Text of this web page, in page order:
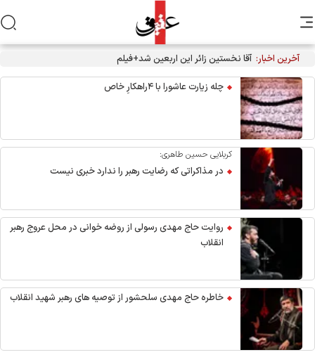
آخرین اخبار: آقا نخستین زائر این اربعین شد+فیلم
چله زیارت عاشورا با ۴راهکارِ خاص
کربلایی حسین طاهری:
در مذاکراتی که رضایت رهبر را ندارد خبری نیست
روایت حاج مهدی رسولی از روضه خوانی در محل عروج رهبر
انقلاب
خاطره حاج مهدی سلحشور از توصیه های رهبر شهید انقلاب